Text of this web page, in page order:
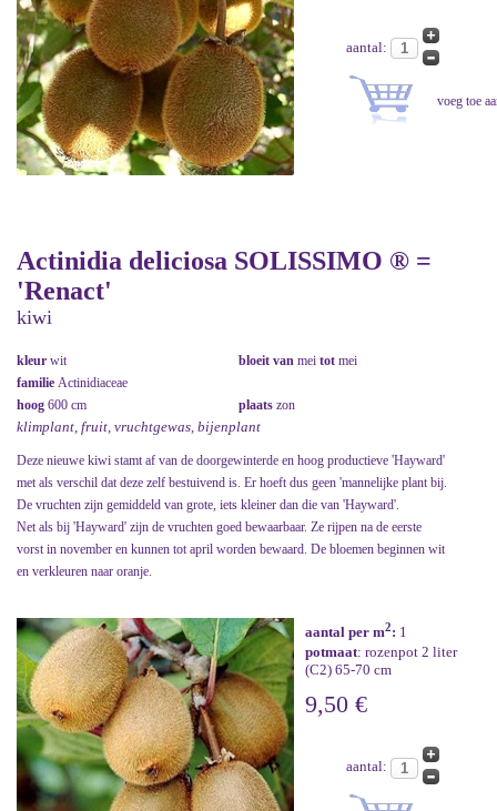
aantal:
Actinidia deliciosa SOLISSIMO ® =
'Renact'
kiwi
kleur wit bloeit van mei tot mei
familie Actinidiaceae
hoog 600 cm plaats zon
klimplant, fruit, vruchtgewas, bijenplant
Deze nieuwe kiwi stamt af van de doorgewinterde en hoog productieve 'Hayward'
met als verschil dat deze zelf bestuivend is. Er hoeft dus geen 'mannelijke plant bij.
De vruchten zijn gemiddeld van grote, iets kleiner dan die van 'Hayward'.
Net als bij 'Hayward' zijn de vruchten goed bewaarbaar. Ze rijpen na de eerste
vorst in november en kunnen tot april worden bewaard. De bloemen beginnen wit
en verkleuren naar oranje.
aantal per m2: 1
potmaat: rozenpot 2 liter
(C2) 65-70 cm
9,50 €
aantal: